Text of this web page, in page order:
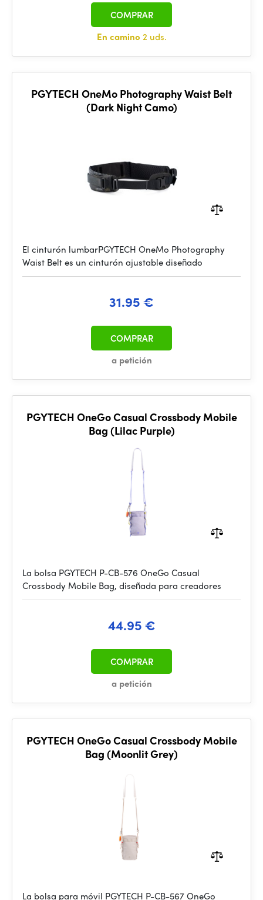
En camino 2 uds.
COMPRAR
PGYTECH OneMo Photography Waist Belt
(Dark Night Camo)
El cinturón lumbarPGYTECH OneMo Photography
Waist Belt es un cinturón ajustable diseñado
31.95 €
a petición
COMPRAR
PGYTECH OneGo Casual Crossbody Mobile
Bag (Lilac Purple)​
La bolsa PGYTECH P-CB-576 OneGo Casual
Crossbody Mobile Bag, diseñada para creadores
44.95 €
a petición
COMPRAR
PGYTECH OneGo Casual Crossbody Mobile
Bag (Moonlit Grey)
La bolsa para móvil PGYTECH P-CB-567 OneGo